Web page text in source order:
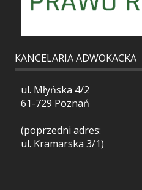
KANCELARIA ADWOKACKA
ul. Młyńska 4/2
61-729 Poznań
(poprzedni adres:
ul. Kramarska 3/1)